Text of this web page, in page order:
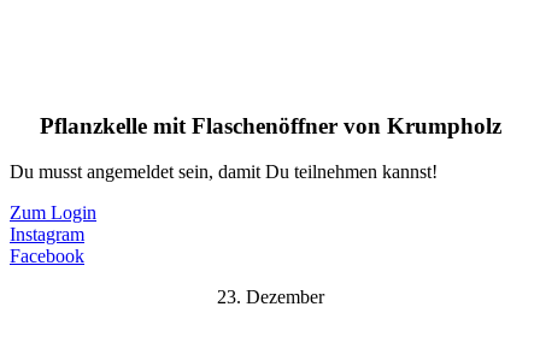
Pflanzkelle mit Flaschenöffner von Krumpholz
Du musst angemeldet sein, damit Du teilnehmen kannst!
Zum Login
Instagram
Facebook
23. Dezember